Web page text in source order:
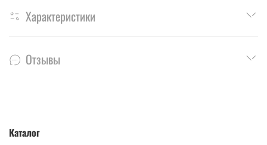
Характеристики
Отзывы
Каталог